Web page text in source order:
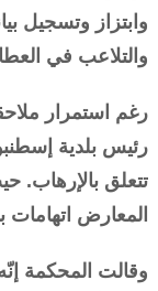
وابتزاز وتسجيل
والتلاعب في
رغم استمرار
رئيس بلدية
تتعلق بالإرهاب.
المعارض
وقالت المحكمة